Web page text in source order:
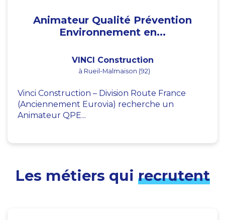
Animateur Qualité Prévention
Environnement en...
VINCI Construction
à Rueil-Malmaison (92)
Vinci Construction – Division Route France
(Anciennement Eurovia) recherche un
Animateur QPE...
Les métiers qui recrutent